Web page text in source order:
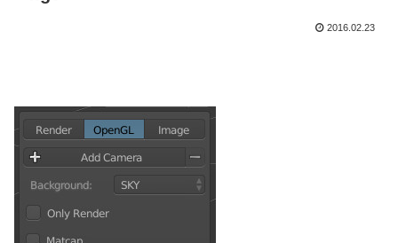
2016.02.23